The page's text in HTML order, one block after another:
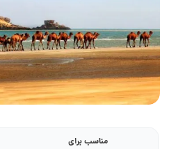
مناسب برای